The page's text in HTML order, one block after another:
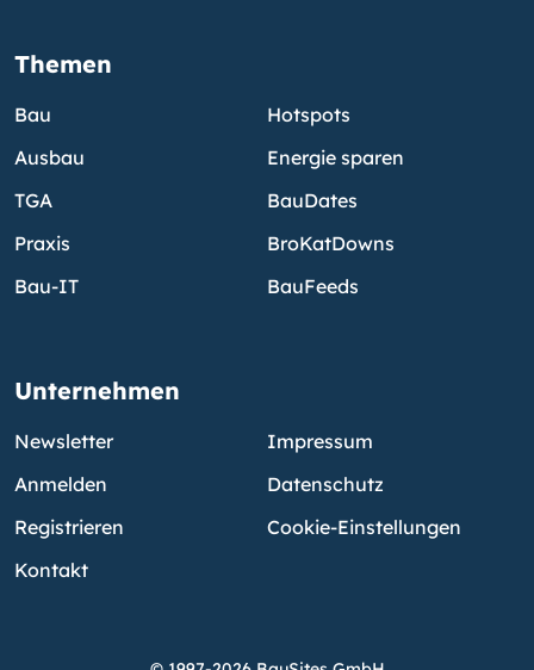
Themen
Bau
Ausbau
TGA
Praxis
Bau-IT
Hotspots
Energie sparen
BauDates
BroKatDowns
BauFeeds
Unternehmen
Newsletter
Anmelden
Registrieren
Kontakt
Impressum
Datenschutz
Cookie-Einstellungen